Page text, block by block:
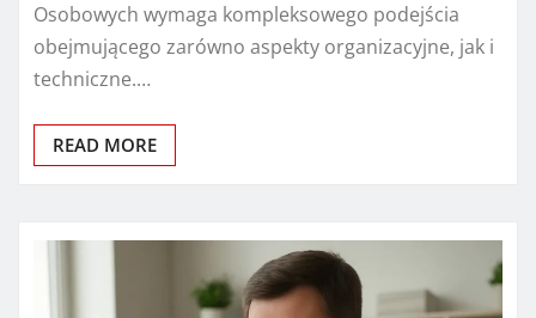
Osobowych wymaga kompleksowego podejścia
obejmującego zarówno aspekty organizacyjne, jak i
techniczne.…
READ MORE